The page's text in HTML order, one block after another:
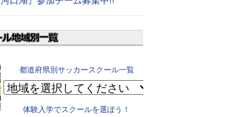
都道府県別サッカースクール一覧
体験入学でスクールを選ぼう！